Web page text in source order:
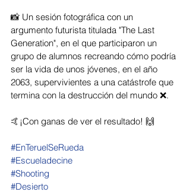
📸 Un sesión fotográfica con un
argumento futurista titulada "The Last
Generation", en el que participaron un
grupo de alumnos recreando cómo podría
ser la vida de unos jóvenes, en el año
2063, supervivientes a una catástrofe que
termina con la destrucción del mundo ❌.
🤙¡Con ganas de ver el resultado! 🙌
#EnTeruelSeRueda
#Escueladecine
#Shooting
#Desierto